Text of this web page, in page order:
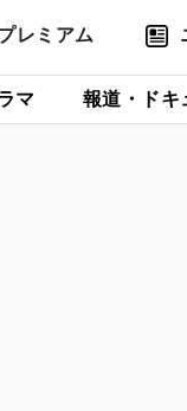
レミアム
マ 報道・ドキ